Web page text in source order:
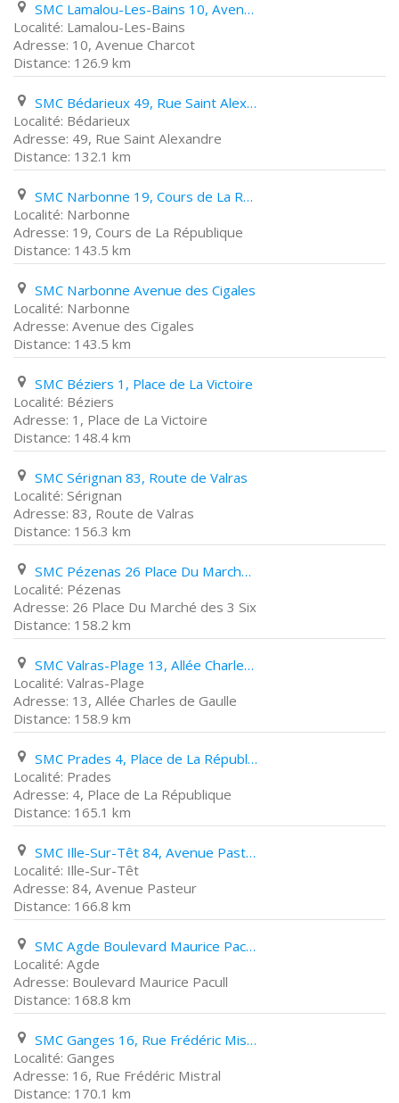
SMC Lamalou-Les-Bains 10, Avenue Charcot
Lamalou-Les-Bains
10, Avenue Charcot
126.9 km
SMC Bédarieux 49, Rue Saint Alexandre
Bédarieux
49, Rue Saint Alexandre
132.1 km
SMC Narbonne 19, Cours de La République
Narbonne
19, Cours de La République
143.5 km
SMC Narbonne Avenue des Cigales
Narbonne
Avenue des Cigales
143.5 km
SMC Béziers 1, Place de La Victoire
Béziers
1, Place de La Victoire
148.4 km
SMC Sérignan 83, Route de Valras
Sérignan
83, Route de Valras
156.3 km
SMC Pézenas 26 Place Du Marché des 3 Six
Pézenas
26 Place Du Marché des 3 Six
158.2 km
SMC Valras-Plage 13, Allée Charles de Gaulle
Valras-Plage
13, Allée Charles de Gaulle
158.9 km
SMC Prades 4, Place de La République
Prades
4, Place de La République
165.1 km
SMC Ille-Sur-Têt 84, Avenue Pasteur
Ille-Sur-Têt
84, Avenue Pasteur
166.8 km
SMC Agde Boulevard Maurice Pacull
Agde
Boulevard Maurice Pacull
168.8 km
SMC Ganges 16, Rue Frédéric Mistral
Ganges
16, Rue Frédéric Mistral
170.1 km